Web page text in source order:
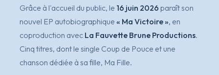
Grâce à l'accueil du public, le 16 juin 2026 paraît son
nouvel EP autobiographique « Ma Victoire », en
coproduction avec La Fauvette Brune Productions.
Cinq titres, dont le single Coup de Pouce et une
chanson dédiée à sa fille, Ma Fille.